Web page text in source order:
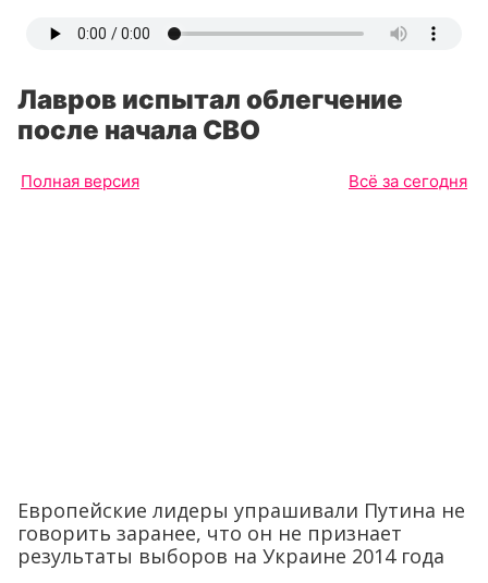
Лавров испытал облегчение
после начала СВО
Полная версия Всё за сегодня
Европейские лидеры упрашивали Путина не
говорить заранее, что он не признает
результаты выборов на Украине 2014 года